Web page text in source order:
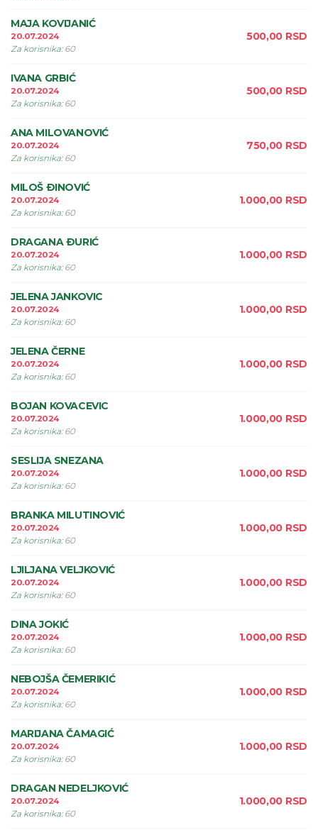
MAJA KOVIJANIĆ
20.07.2024
Za korisnika: 60
500,00 RSD
IVANA GRBIĆ
20.07.2024
Za korisnika: 60
500,00 RSD
ANA MILOVANOVIĆ
20.07.2024
Za korisnika: 60
750,00 RSD
MILOŠ ÐINOVIĆ
20.07.2024
Za korisnika: 60
1.000,00 RSD
DRAGANA ÐURIĆ
20.07.2024
Za korisnika: 60
1.000,00 RSD
JELENA JANKOVIC
20.07.2024
Za korisnika: 60
1.000,00 RSD
JELENA ČERNE
20.07.2024
Za korisnika: 60
1.000,00 RSD
BOJAN KOVACEVIC
20.07.2024
Za korisnika: 60
1.000,00 RSD
SESLIJA SNEZANA
20.07.2024
Za korisnika: 60
1.000,00 RSD
BRANKA MILUTINOVIĆ
20.07.2024
Za korisnika: 60
1.000,00 RSD
LJILJANA VELJKOVIĆ
20.07.2024
Za korisnika: 60
1.000,00 RSD
DINA JOKIĆ
20.07.2024
Za korisnika: 60
1.000,00 RSD
NEBOJŠA ČEMERIKIĆ
20.07.2024
Za korisnika: 60
1.000,00 RSD
MARIJANA ČAMAGIĆ
20.07.2024
Za korisnika: 60
1.000,00 RSD
DRAGAN NEDELJKOVIĆ
20.07.2024
Za korisnika: 60
1.000,00 RSD